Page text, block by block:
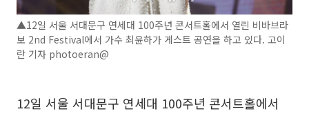
▲12일 서울 서대문구 연세대 100주년 콘서트홀에서 열린 비바브라
보 2nd Festival에서 가수 최윤하가 게스트 공연을 하고 있다. 고이
란 기자 photoeran@
12일 서울 서대문구 연세대 100주년 콘서트홀에서